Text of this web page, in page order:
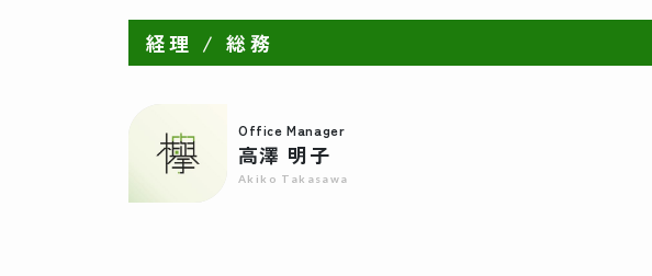
経理 / 総務
Office Manager
高澤 明子
Akiko Takasawa